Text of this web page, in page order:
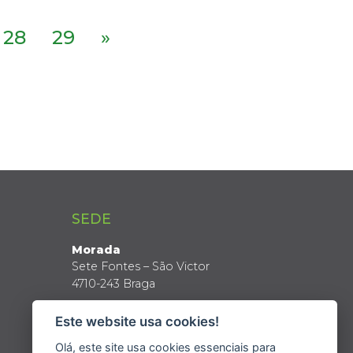
28 29 »
SEDE
Morada
Sete Fontes – São Victor
4710-243 Braga
Latitude: 41º 34’ N
Longitude: 8º 24’ W
Este website usa cookies!
Olá, este site usa cookies essenciais para